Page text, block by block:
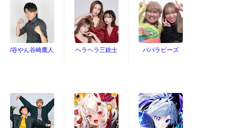
/谷やん谷崎鷹人 ヘラヘラ三銃士 パパラピーズ